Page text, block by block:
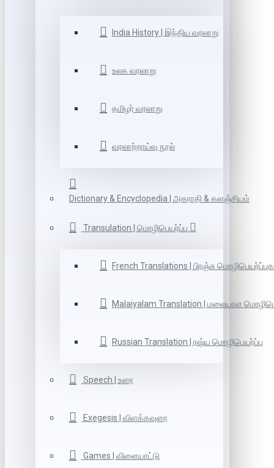
India History | இந்திய வரலாறு
உலக வரலாறு
தமிழர் வரலாறு
வரலாற்றாய்வு நூல்
Dictionary & Encyclopedia | அகராதி & களஞ்சியம்
Transulation | மொழிபெயர்ப்பு
French Translations | பிரஞ்சு
Malaiyalam Translation | மலையாள
Russian Translation | ரஷ்ய மொழிபெயர்ப்பு
Speech | உரை
Exegesis | விளக்கவுரை
Games | விளையாட்டு